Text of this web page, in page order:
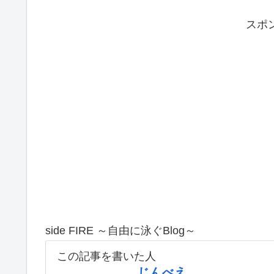
スポ
side FIRE ～自由に泳ぐBlog～
この記事を書いた人